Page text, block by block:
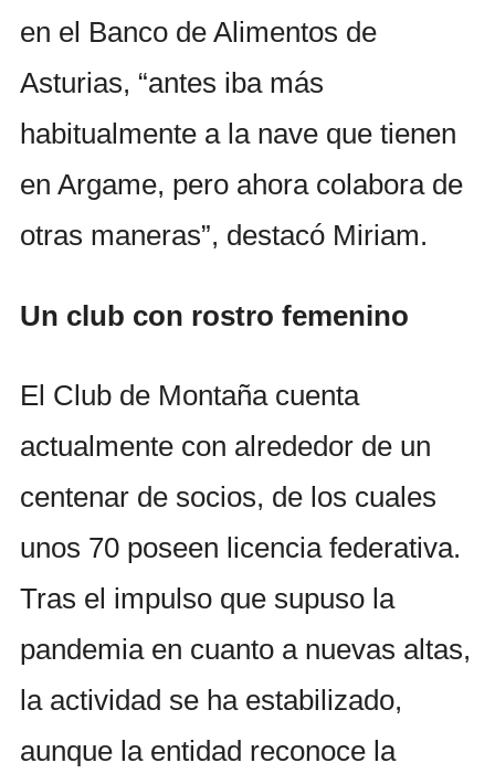
en el Banco de Alimentos de
Asturias, “antes iba más
habitualmente a la nave que tienen
en Argame, pero ahora colabora de
otras maneras”, destacó Miriam.
Un club con rostro femenino
El Club de Montaña cuenta
actualmente con alrededor de un
centenar de socios, de los cuales
unos 70 poseen licencia federativa.
Tras el impulso que supuso la
pandemia en cuanto a nuevas altas,
la actividad se ha estabilizado,
aunque la entidad reconoce la